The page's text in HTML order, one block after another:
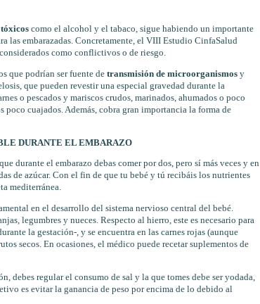
como el alcohol y el tabaco, sigue habiendo un importante
las embarazadas. Concretamente, el VIII Estudio CinfaSalud
como conflictivos o de riesgo.
que podrían ser fuente de transmisión de microorganismosy
que pueden revestir una especial gravedad durante la
o pescados y mariscos crudos, marinados, ahumados o poco
cuajados. Además, cobra gran importancia la forma de
DURANTE EL EMBARAZO
durante el embarazo debas comer por dos, pero sí más veces y en
de azúcar. Con el fin de que tu bebé y tú recibáis los nutrientes
mediterránea.
en el desarrollo del sistema nervioso central del bebé.
legumbres y nueces. Respecto al hierro, este es necesario para
la gestación-, y se encuentra en las carnes rojas (aunque
secos. En ocasiones, el médico puede recetar suplementos de
debes regular el consumo de sal y la que tomes debe ser yodada,
es evitar la ganancia de peso por encima de lo debido al